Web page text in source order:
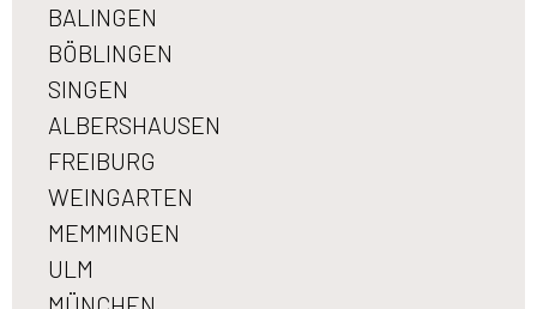
BALINGEN
BÖBLINGEN
SINGEN
ALBERSHAUSEN
FREIBURG
WEINGARTEN
MEMMINGEN
ULM